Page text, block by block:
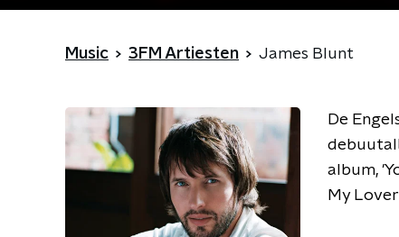
Music 3FM Artiesten James Blunt
De
album,
My